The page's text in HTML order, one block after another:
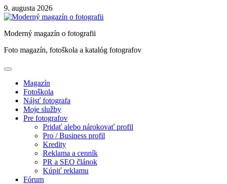
Skip
to
9. augusta 2026
Moderný magazín o fotografii
Foto magazín, fotoškola a katalóg fotografov
Magazín
Fotoškola
Nájsť fotografa
Moje služby
Pre fotografov
Pridať alebo nárokovať profil
Pro / Business profil
Kredity
Reklama a cenník
PR a SEO článok
Kúpiť reklamu
Fórum